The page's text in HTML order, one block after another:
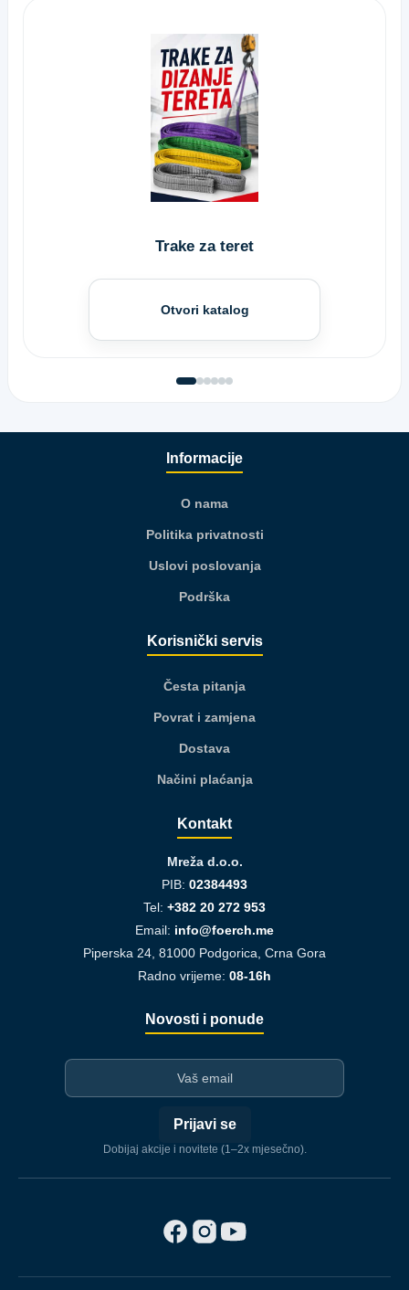
Trake za teret
Otvori katalog
Informacije
O nama
Politika privatnosti
Uslovi poslovanja
Podrška
Korisnički servis
Česta pitanja
Povrat i zamjena
Dostava
Načini plaćanja
Kontakt
Mreža d.o.o.
PIB: 02384493
Tel: +382 20 272 953
Email: info@foerch.me
Piperska 24, 81000 Podgorica, Crna Gora
Radno vrijeme: 08-16h
Novosti i ponude
Prijavi se
Dobijaj akcije i novitete (1–2x mjesečno).